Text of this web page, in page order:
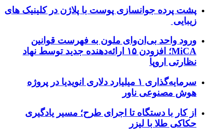
پشت پرده جوانسازی پوست با پلاژن در کلینیک های
زیبایی
ورود واحد بی‌ان‌وای ملون به فهرست قوانین
MiCA؛ افزودن ۱۵ ارائه‌دهنده جدید توسط نهاد
نظارتی اروپا
سرمایه‌گذاری ۱ میلیارد دلاری انویدیا در پروژه
هوش مصنوعی ناور
از کار با دستگاه تا اجرای طرح؛ مسیر یادگیری
حکاکی طلا با لیزر